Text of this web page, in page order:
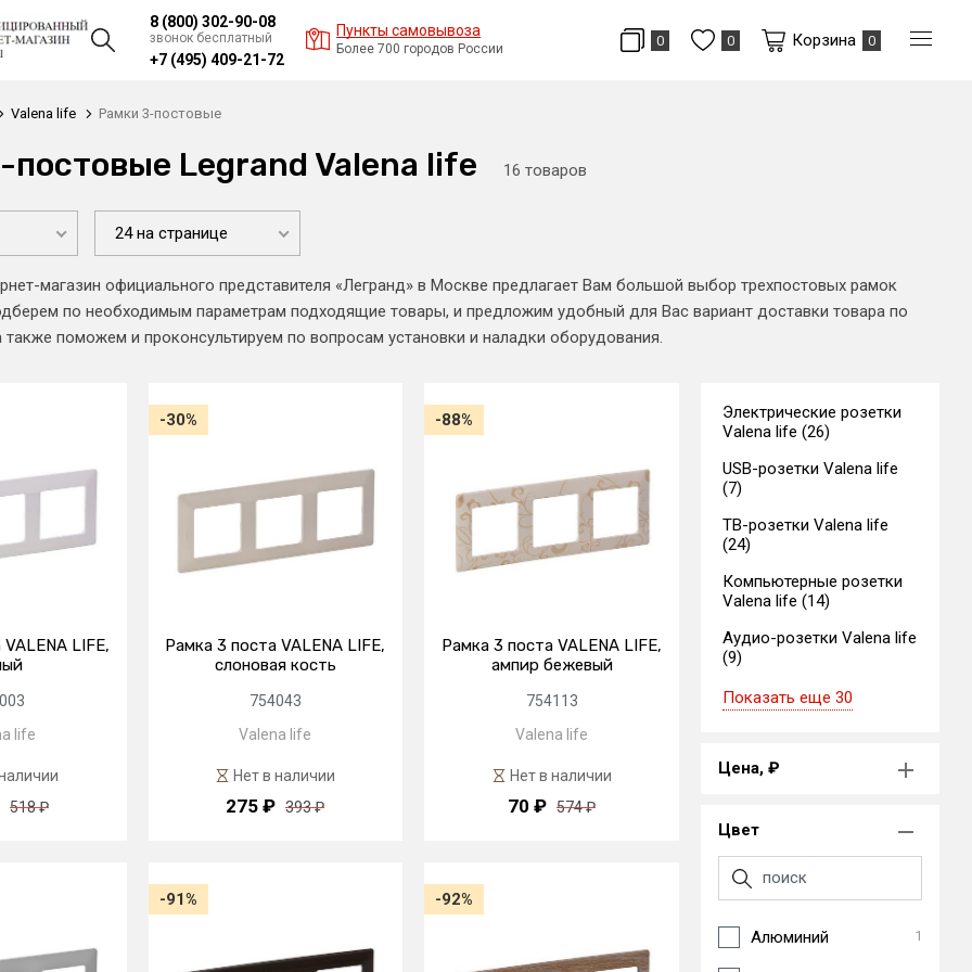
8 (800) 302-90-08
звонок бесплатный
+7 (495) 409-21-72
Пункты самовывоза
Более 700 городов России
0 0 Корзина 0
Valena life Рамки 3-постовые
постовые Legrand Valena life 16 товаров
24 на странице
магазин официального представителя «Легранд» в Москве предлагает Вам большой выбор трехпостовых рамок
по необходимым параметрам подходящие товары, и предложим удобный для Вас вариант доставки товара по
также поможем и проконсультируем по вопросам установки и наладки оборудования.
LIFE,
life
518 ₽
-30%
Рамка 3 поста VALENA LIFE,
слоновая кость
754043
Valena life
Нет в наличии
275 ₽ 393 ₽
-88%
Рамка 3 поста VALENA LIFE,
ампир бежевый
754113
Valena life
Нет в наличии
70 ₽ 574 ₽
-91% -92%
Электрические розетки
Valena life (26)
USB-розетки Valena life
(7)
ТВ-розетки Valena life
(24)
Компьютерные розетки
Valena life (14)
Аудио-розетки Valena life
(9)
Показать еще 30
Цена, ₽
Цвет
Алюминий 1